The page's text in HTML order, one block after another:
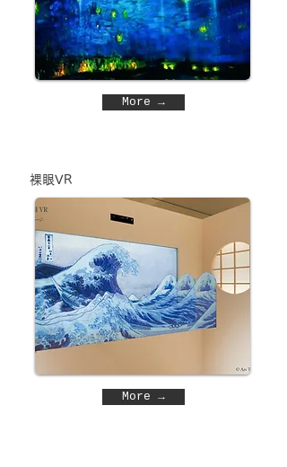
More →
裸眼VR
More →